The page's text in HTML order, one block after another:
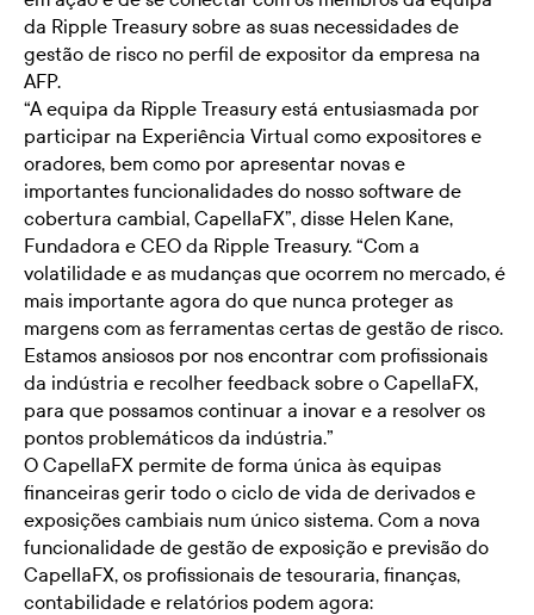
da Ripple Treasury sobre as suas necessidades de
gestão de risco no perfil de expositor da empresa na
AFP.
“A equipa da Ripple Treasury está entusiasmada por
participar na Experiência Virtual como expositores e
oradores, bem como por apresentar novas e
importantes funcionalidades do nosso software de
cobertura cambial, CapellaFX”, disse Helen Kane,
Fundadora e CEO da Ripple Treasury. “Com a
volatilidade e as mudanças que ocorrem no mercado, é
mais importante agora do que nunca proteger as
margens com as ferramentas certas de gestão de risco.
Estamos ansiosos por nos encontrar com profissionais
da indústria e recolher feedback sobre o CapellaFX,
para que possamos continuar a inovar e a resolver os
pontos problemáticos da indústria.”
O CapellaFX permite de forma única às equipas
financeiras gerir todo o ciclo de vida de derivados e
exposições cambiais num único sistema. Com a nova
funcionalidade de gestão de exposição e previsão do
CapellaFX, os profissionais de tesouraria, finanças,
contabilidade e relatórios podem agora: